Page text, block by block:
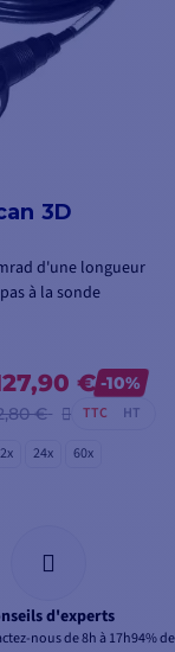
3D
d'une longueur
à la sonde
€ -10%
€
TTC HT
24x 60x
d'experts
nous de 8h à 17h94%